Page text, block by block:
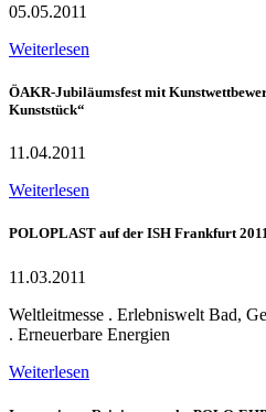
05.05.2011
Weiterlesen
ÖAKR-Jubiläumsfest mit
Kunststück“
11.04.2011
Weiterlesen
POLOPLAST auf der ISH Frankfurt
11.03.2011
Weltleitmesse . Erlebniswelt Bad,
. Erneuerbare Energien
Weiterlesen